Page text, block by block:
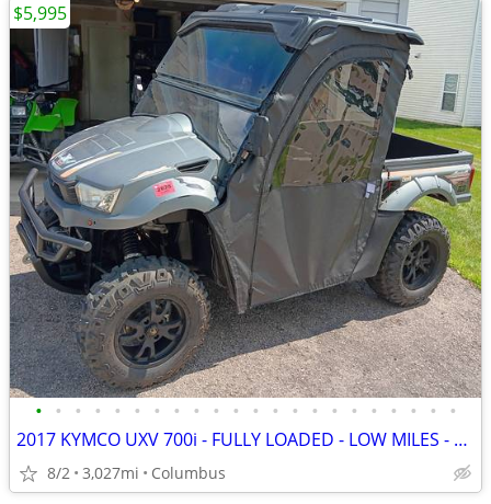
• • • • • • • • • • • • • • • • • • • • • •
2017 KYMCO UXV 700i - FULLY LOADED - LOW MILES - SIDE BY SIDE - UTV
8/2 3,027mi Columbus
$5,995